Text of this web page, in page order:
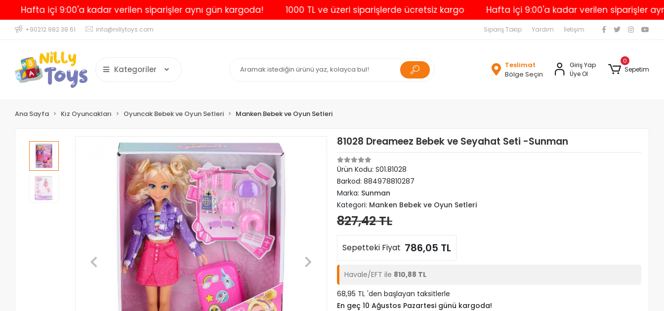
içi 9:00'a kadar verilen siparişler aynı gün kargoda! 1000 TL ve üzeri siparişlerde ücretsiz kargo Hafta içi 9:00'a kadar verilen siparişler aynı gün
+90212 982 38 61 info@nillytoys.com Sipariş Takip Yardım İletişim
Kategoriler
Teslimat
Bölge Seçin
Giriş Yap
Üye Ol
0
Sepetim
Ana Sayfa Kız Oyuncakları Oyuncak Bebek ve Oyun Setleri Manken Bebek ve Oyun Setleri
81028 Dreameez Bebek ve Seyahat Seti -Sunman
Ürün Kodu: S01.81028
Barkod: 884978810287
Marka: Sunman
Kategori: Manken Bebek ve Oyun Setleri
827,42 TL
Sepetteki Fiyat 786,05 TL
Havale/EFT ile 810,88 TL
68,95 TL 'den başlayan taksitlerle
En geç 10 Ağustos Pazartesi günü kargoda!